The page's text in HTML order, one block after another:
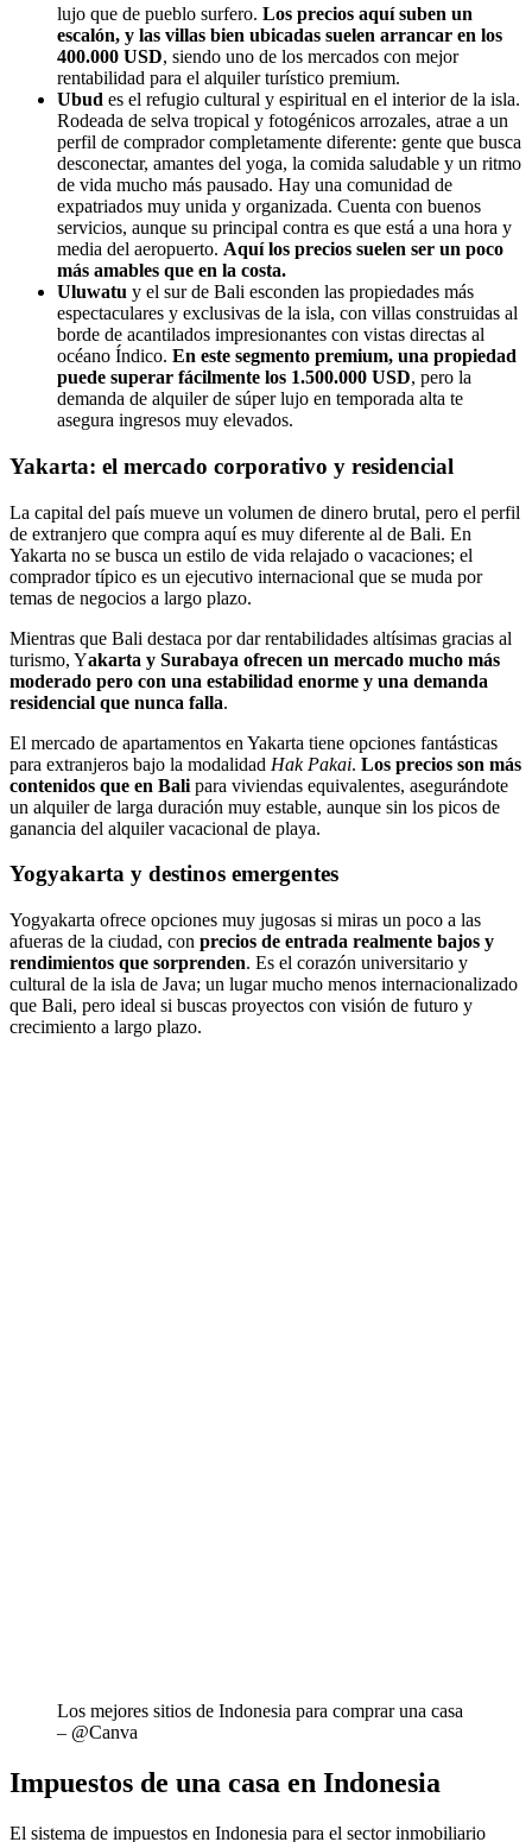
lujo que de pueblo surfero. Los precios aquí suben un
escalón, y las villas bien ubicadas suelen arrancar en los
400.000 USD, siendo uno de los mercados con mejor
rentabilidad para el alquiler turístico premium.
Ubud es el refugio cultural y espiritual en el interior de la isla.
Rodeada de selva tropical y fotogénicos arrozales, atrae a un
perfil de comprador completamente diferente: gente que busca
desconectar, amantes del yoga, la comida saludable y un ritmo
de vida mucho más pausado. Hay una comunidad de
expatriados muy unida y organizada. Cuenta con buenos
servicios, aunque su principal contra es que está a una hora y
media del aeropuerto. Aquí los precios suelen ser un poco
más amables que en la costa.
Uluwatu y el sur de Bali esconden las propiedades más
espectaculares y exclusivas de la isla, con villas construidas al
borde de acantilados impresionantes con vistas directas al
océano Índico. En este segmento premium, una propiedad
puede superar fácilmente los 1.500.000 USD, pero la
demanda de alquiler de súper lujo en temporada alta te
asegura ingresos muy elevados.
Yakarta: el mercado corporativo y residencial
La capital del país mueve un volumen de dinero brutal, pero el perfil
de extranjero que compra aquí es muy diferente al de Bali. En
Yakarta no se busca un estilo de vida relajado o vacaciones; el
comprador típico es un ejecutivo internacional que se muda por
temas de negocios a largo plazo.
Mientras que Bali destaca por dar rentabilidades altísimas gracias al
turismo, Yakarta y Surabaya ofrecen un mercado mucho más
moderado pero con una estabilidad enorme y una demanda
residencial que nunca falla.
El mercado de apartamentos en Yakarta tiene opciones fantásticas
para extranjeros bajo la modalidad Hak Pakai. Los precios son más
contenidos que en Bali para viviendas equivalentes, asegurándote
un alquiler de larga duración muy estable, aunque sin los picos de
ganancia del alquiler vacacional de playa.
Yogyakarta y destinos emergentes
Yogyakarta ofrece opciones muy jugosas si miras un poco a las
afueras de la ciudad, con precios de entrada realmente bajos y
rendimientos que sorprenden. Es el corazón universitario y
cultural de la isla de Java; un lugar mucho menos internacionalizado
que Bali, pero ideal si buscas proyectos con visión de futuro y
crecimiento a largo plazo.
Los mejores sitios de Indonesia para comprar una casa
– @Canva
Impuestos de una casa en Indonesia
El sistema de impuestos en Indonesia para el sector inmobiliario